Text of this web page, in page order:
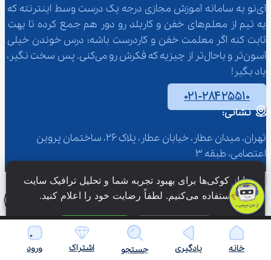
آی‌نو یه سامانه آموزش مجازی درجه یک درست وسط اینترنته که
یه تیم از معلم‌‌های خفن و کاربلد رو دور هم جمع کرده تا بهت
ثابت کنه اگر معلمت خفن و کاردرست باشه؛ درس خوندن خیلی
آسون‌تر و باحال‌تر از چیزیه که فکرش رو می‌کنی. پس سخت نگیر،
یاد بگیر!
۰۲۱-۲۸۴۲۵۵۱۰
نشانی:
تهران، میدان عطار، خیابان عطار، پلاک 26، ساختمان پروین
اعتصامی، طبقه 3
کجا می‌ری؟
درس ها
روزنامه دیواریخانه یادگیری جستجو اشتراک ورود
ما از کوکی‌ها برای بهبود تجربه شما و تحلیل ترافیک سایت
استفاده می‌کنیم. لطفاً رضایت خود را اعلام کنید.
فقط ضروری پذیرش همه